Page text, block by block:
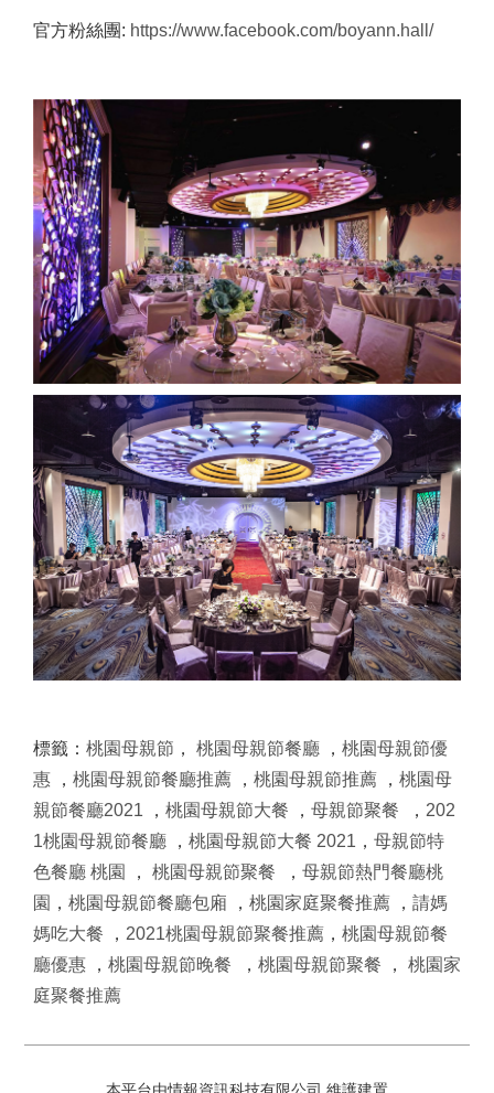
官方粉絲團: https://www.facebook.com/boyann.hall/
標籤： 桃園母親節 ， 桃園母親節餐廳 ， 桃園母親節優
惠 ， 桃園母親節餐廳推薦 ， 桃園母親節推薦 ， 桃園母
親節餐廳2021 ， 桃園母親節大餐 ， 母親節聚餐 ， 202
1桃園母親節餐廳 ， 桃園母親節大餐 2021 ， 母親節特
色餐廳 桃園
， 桃園母親節聚餐 ， 母親節熱門餐廳桃
園 ， 桃園母親節餐廳包廂 ， 桃園家庭聚餐推薦 ， 請媽
媽吃大餐 ， 2021桃園母親節聚餐推薦 ， 桃園母親節餐
廳優惠 ， 桃園母親節晚餐 ， 桃園母親節聚餐 ，
桃園家
庭聚餐推薦